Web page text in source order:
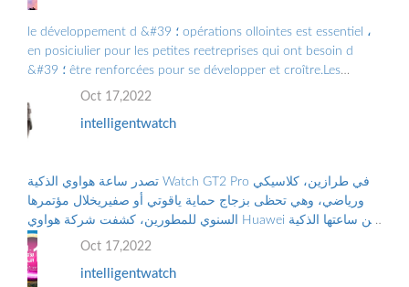
le développement d &#39 ؛ opérations ollointes est essentiel ،
en posiciulier pour les petites reetreprises qui ont besoin d
&#39 ؛ être renforcées pour se développer et croître.Les
Grandes Entreprises doiv ...
Oct 17,2022
intelligentwatch
تصدر ساعة هواوي الذكية Watch GT2 Pro في طرازين، كلاسيكي
ورياضي، وهي تحظى بزجاج حماية ياقوتي أو صفيريخلال مؤتمرها
السنوي للمطورين، كشفت شركة هواوي Huawei عن ساعتها الذكية
Oct 17,2022
intelligentwatch